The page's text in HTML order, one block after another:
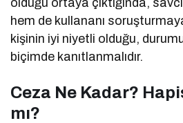
hem de kullananı
kişinin iyi niyetli olduğu,
biçimde kanıtlanmalıdır.
Ceza Ne Kadar?
mı?